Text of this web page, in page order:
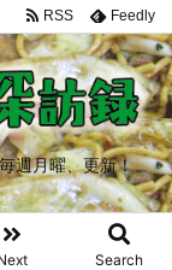
週月曜、更新！
Search
RSS Feedly